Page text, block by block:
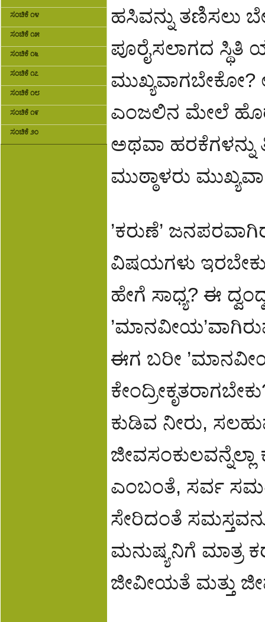
ಸಂಚಿಕೆ ೧೪
ಸಂಚಿಕೆ ೧೫
ಸಂಚಿಕೆ ೧೬
ಸಂಚಿಕೆ ೧೭
ಸಂಚಿಕೆ ೧೮
ಸಂಚಿಕೆ ೧೯
ಸಂಚಿಕೆ ೨೦
ಹಸಿವನ್ನು ತಣಿಸಲು
ಪೂರೈಸಲಾಗದ ಸ್ಥಿತಿ
ಮುಖ್ಯವಾಗಬೇಕೋ?
ಎಂಜಲಿನ ಮೇಲೆ
ಅಥವಾ ಹರಕೆಗಳನ್ನು
ಮುಠ್ಠಾಳರು
’ಕರುಣೆ’
ವಿಷಯಗಳು ಇರಬೇಕು
ಹೇಗೆ ಸಾಧ್ಯ? ಈ
ಈಗ ಬರೀ
ಕುಡಿವ ನೀರು,
ಎಂಬಂತೆ, ಸರ್ವ
ಸೇರಿದಂತೆ
ಮನುಷ್ಯನಿಗೆ ಮಾತ್ರ
ಜೀವೀಯತೆ ಮತ್ತು